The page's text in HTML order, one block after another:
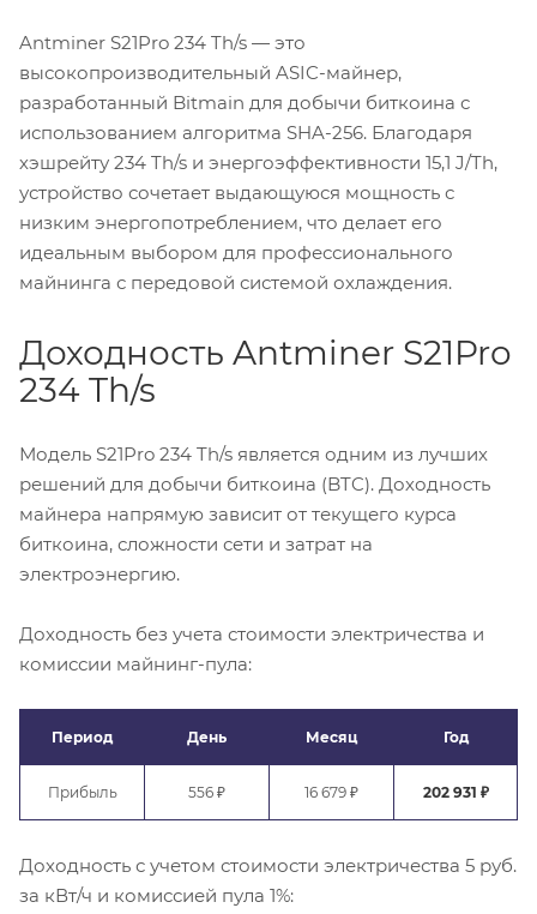
Antminer S21Pro 234 Th/s — это
высокопроизводительный ASIC-майнер,
разработанный Bitmain для добычи биткоина с
использованием алгоритма SHA-256. Благодаря
хэшрейту 234 Th/s и энергоэффективности 15,1 J/Th,
устройство сочетает выдающуюся мощность с
низким энергопотреблением, что делает его
идеальным выбором для профессионального
майнинга с передовой системой охлаждения.
Доходность Antminer S21Pro
234 Th/s
Модель S21Pro 234 Th/s является одним из лучших
решений для добычи биткоина (BTC). Доходность
майнера напрямую зависит от текущего курса
биткоина, сложности сети и затрат на
электроэнергию.
Доходность без учета стоимости электричества и
комиссии майнинг-пула:
Период День Месяц Год
Прибыль 556 ₽ 16 679 ₽ 202 931 ₽
Доходность с учетом стоимости электричества 5 руб.
за кВт/ч и комиссией пула 1%: